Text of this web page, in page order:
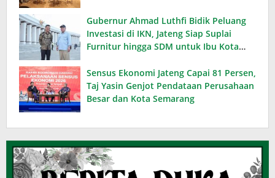
Gubernur Ahmad Luthfi Bidik Peluang
Investasi di IKN, Jateng Siap Suplai
Furnitur hingga SDM untuk Ibu Kota
Sensus Ekonomi Jateng Capai 81 Persen,
Taj Yasin Genjot Pendataan Perusahaan
Besar dan Kota Semarang